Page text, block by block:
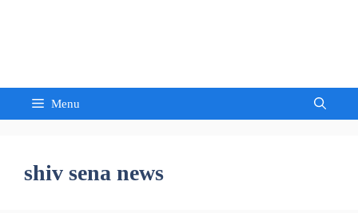
Menu
shiv sena news